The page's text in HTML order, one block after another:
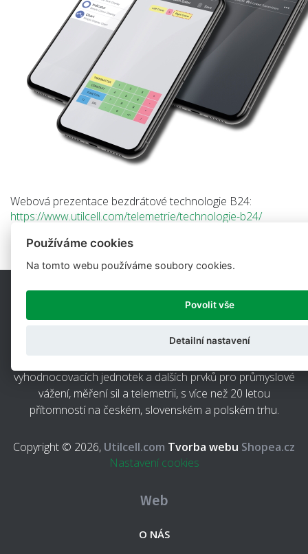
Webová prezentace bezdrátové technologie B24:
https://www.utilcell.com/telemetrie/technologie-b24/
vyhodnocovacích jednotek a dalších prvků pro průmyslové
vážení, měření sil a telemetrii, s více než 20 letou
přítomností na českém, slovenském a polském trhu.
Copyright © 2026, Utilcell.com Tvorba webu Shopea.cz
Nastavení cookies
Web
O NÁS
Používáme cookies
Na tomto webu používáme soubory cookies.
Povolit vše
Detailní nastavení